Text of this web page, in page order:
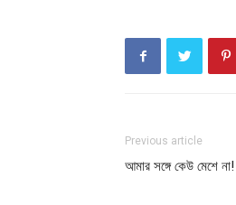
Previous article
আমার সঙ্গে কেউ মেশে না!